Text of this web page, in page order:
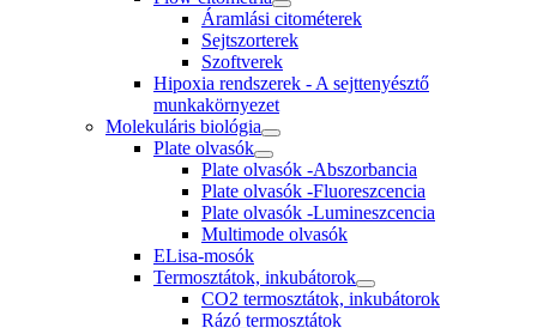
Áramlási citométerek
Sejtszorterek
Szoftverek
Hipoxia rendszerek - A sejttenyésztő
munkakörnyezet
Molekuláris biológia
Plate olvasók
Plate olvasók -Abszorbancia
Plate olvasók -Fluoreszcencia
Plate olvasók -Lumineszcencia
Multimode olvasók
ELisa-mosók
Termosztátok, inkubátorok
CO2 termosztátok, inkubátorok
Rázó termosztátok